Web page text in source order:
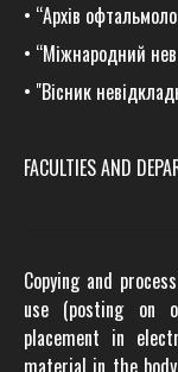
• “Архів
• “Міжнародний
• "Вісник
FACULTIES AND
Copying and
use (posting on
placement in
material in the